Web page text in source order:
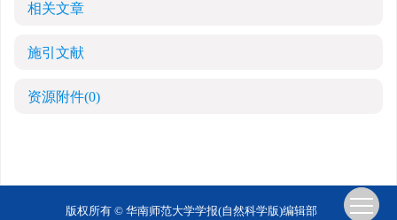
相关文章
施引文献
资源附件(0)
版权所有 © 华南师范大学学报(自然科学版)编辑部